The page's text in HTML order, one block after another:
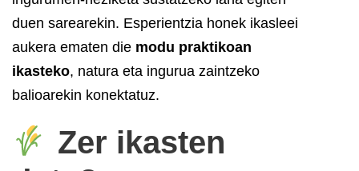
duen sarearekin. Esperientzia honek ikasleei
aukera ematen die modu praktikoan
ikasteko, natura eta ingurua zaintzeko
balioarekin konektatuz.
Zer ikasten